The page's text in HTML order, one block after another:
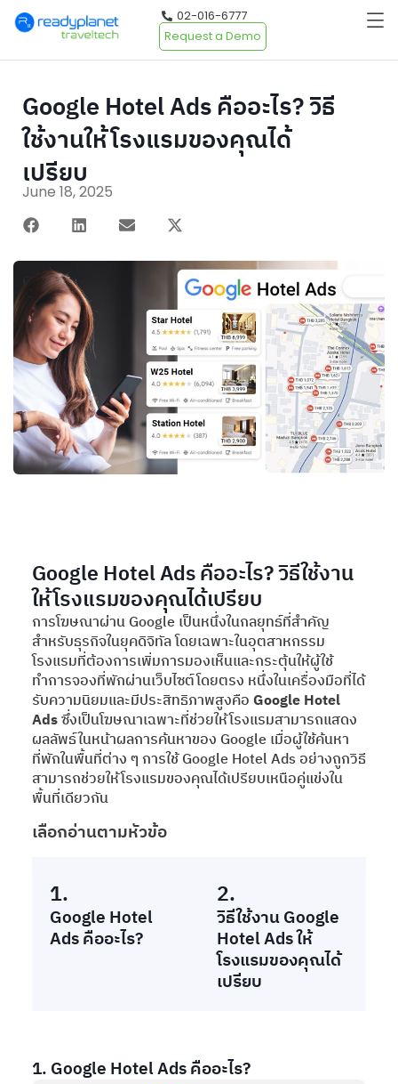
02-016-6777
Request a Demo
Google Hotel Ads คืออะไร? วิธี
ใช้งานให้โรงแรมของคุณได้
เปรียบ
June 18, 2025
Google Hotel Ads คืออะไร? วิธีใช้งาน
ให้โรงแรมของคุณได้เปรียบ
การโฆษณาผ่าน Google เป็นหนึ่งในกลยุทธ์ที่สำคัญ
สำหรับธุรกิจในยุคดิจิทัล โดยเฉพาะในอุตสาหกรรม
โรงแรมที่ต้องการเพิ่มการมองเห็นและกระตุ้นให้ผู้ใช้
ทำการจองที่พักผ่านเว็บไซต์โดยตรง หนึ่งในเครื่องมือที่ได้
รับความนิยมและมีประสิทธิภาพสูงคือGoogle Hotel
Adsซึ่งเป็นโฆษณาเฉพาะที่ช่วยให้โรงแรมสามารถแสดง
ผลลัพธ์ในหน้าผลการค้นหาของ Google เมื่อผู้ใช้ค้นหา
ที่พักในพื้นที่ต่าง ๆ การใช้ Google Hotel Ads อย่างถูกวิธี
สามารถช่วยให้โรงแรมของคุณได้เปรียบเหนือคู่แข่งใน
พื้นที่เดียวกัน
เลือกอ่านตามหัวข้อ
1.
Google Hotel
Ads คืออะไร?
2.
วิธีใช้งาน Google
Hotel Ads ให้
โรงแรมของคุณได้
เปรียบ
1. Google Hotel Ads คืออะไร?